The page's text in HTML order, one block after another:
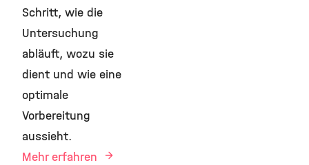
Schritt, wie die
Untersuchung
abläuft, wozu sie
dient und wie eine
optimale
Vorbereitung
aussieht.
Mehr erfahren